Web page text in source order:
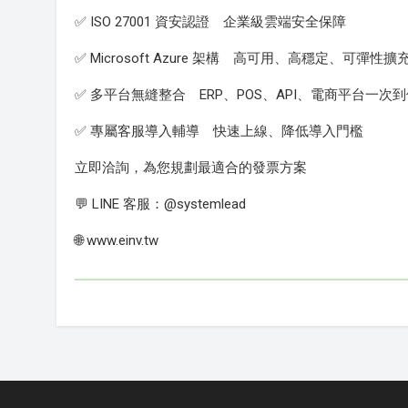
✅ ISO 27001 資安認證 企業級雲端安全保障
✅ Microsoft Azure 架構 高可用、高穩定、可彈性擴
✅ 多平台無縫整合 ERP、POS、API、電商平台一次
✅ 專屬客服導入輔導 快速上線、降低導入門檻
立即洽詢，為您規劃最適合的發票方案
💬 LINE 客服：@systemlead
🌐 www.einv.tw